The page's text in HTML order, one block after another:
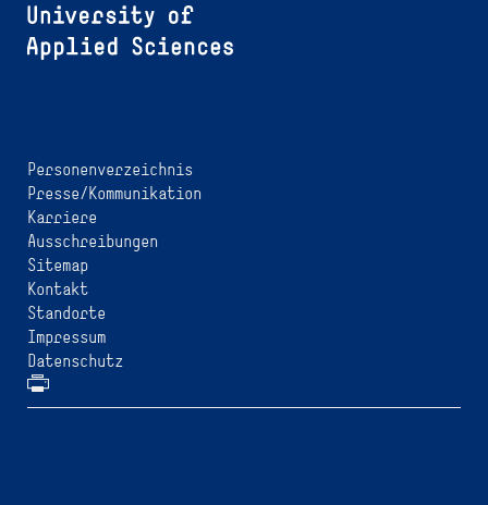
Personenverzeichnis
Presse/Kommunikation
Karriere
Ausschreibungen
Sitemap
Kontakt
Standorte
Impressum
Datenschutz